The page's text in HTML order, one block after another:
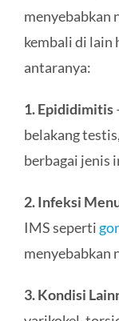
menyebabkan
kembali di lain
antaranya:
1. Epididimitis
belakang
berbagai jenis
2. Infeksi
IMS seperti
menyebabkan
3. Kondisi